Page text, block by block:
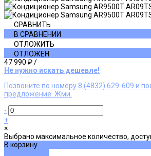
СРАВНИТЬ
В СРАВНЕНИИ
ОТЛОЖИТЬ
ОТЛОЖЕН
47 990 ₽/
Не нужно искать дешевле!
Позвоните по номеру 8 (4832) 629-609 и
предложение. Жми.
-
+
×
Выбрано максимальное количество,
В корзину